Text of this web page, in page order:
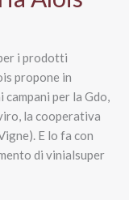
i prodotti
propone in
per la Gdo,
la cooperativa
E lo fa con
di vinialsuper